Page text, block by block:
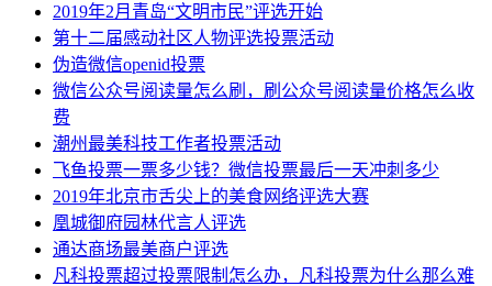
2019年2月青岛“文明市民”评选开始
第十二届感动社区人物评选投票活动
伪造微信openid投票
微信公众号阅读量怎么刷，刷公众号阅读量价格怎么收
费
潮州最美科技工作者投票活动
飞鱼投票一票多少钱？微信投票最后一天冲刺多少
2019年北京市舌尖上的美食网络评选大赛
凰城御府园林代言人评选
通达商场最美商户评选
凡科投票超过投票限制怎么办，凡科投票为什么那么难